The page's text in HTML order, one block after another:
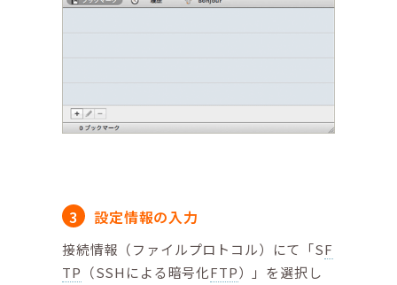
設定情報の入力
接続情報（ファイルプロトコル）にて「SF
TP （SSHによる暗号化FTP）」を選択し